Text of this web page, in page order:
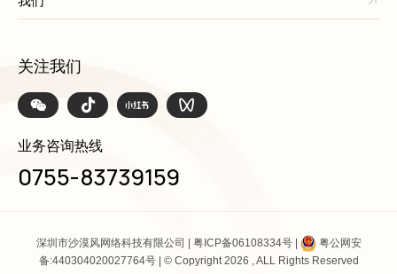
关注我们
业务咨询热线
0755-83739159
深圳市沙漠风网络科技有限公司 | 粤ICP备06108334号|
粤公网安
备:440304020027764号| © Copyright 2026 , ALL Rights Reserved